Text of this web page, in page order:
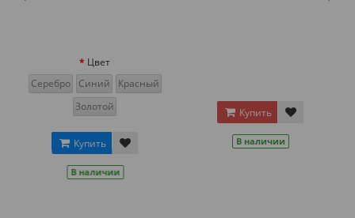
Цвет
Серебро
Синий
Красный
Золотой
Купить
В наличии
Купить
В наличии